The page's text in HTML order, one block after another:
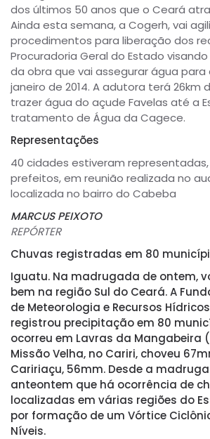
dos últimos 50 anos que o Ceará
Ainda esta semana, a Cogerh, vai
procedimentos para liberação dos
Procuradoria Geral do Estado
da obra que vai assegurar água
janeiro de 2014. A adutora terá 26km
trazer água do açude Favelas até a
tratamento de Água da Cagece.
Representações
40 cidades estiveram
prefeitos, em reunião realizada no
localizada no bairro do Cabeba
MARCUS PEIXOTO
REPÓRTER
Chuvas registradas em 80
Iguatu. Na madrugada de ontem,
bem na região Sul do Ceará. A
de Meteorologia e Recursos
registrou precipitação em 80
ocorreu em Lavras da Mangabeira
Missão Velha, no Cariri, choveu
Caririaçu, 56mm. Desde a
anteontem que há ocorrência de
localizadas em várias regiões do
por formação de um Vórtice
Níveis.